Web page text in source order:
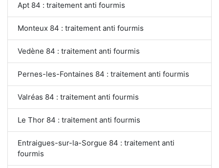
Apt 84 : traitement anti fourmis
Monteux 84 : traitement anti fourmis
Vedène 84 : traitement anti fourmis
Pernes-les-Fontaines 84 : traitement anti fourmis
Valréas 84 : traitement anti fourmis
Le Thor 84 : traitement anti fourmis
Entraigues-sur-la-Sorgue 84 : traitement anti
fourmis